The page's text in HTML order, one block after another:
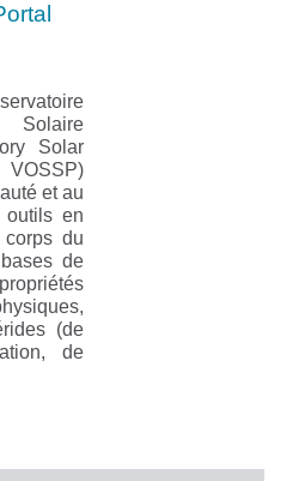
Solaire
Solar
et au
outils en
corps du
de
(de
de